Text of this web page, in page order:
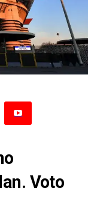
Voto